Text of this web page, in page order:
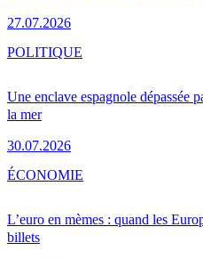
27.07.2026
Une enclave espagnole dépassée
la mer
30.07.2026
POLITIQUE
L’euro en mèmes : quand les
billets
ÉCONOMIE